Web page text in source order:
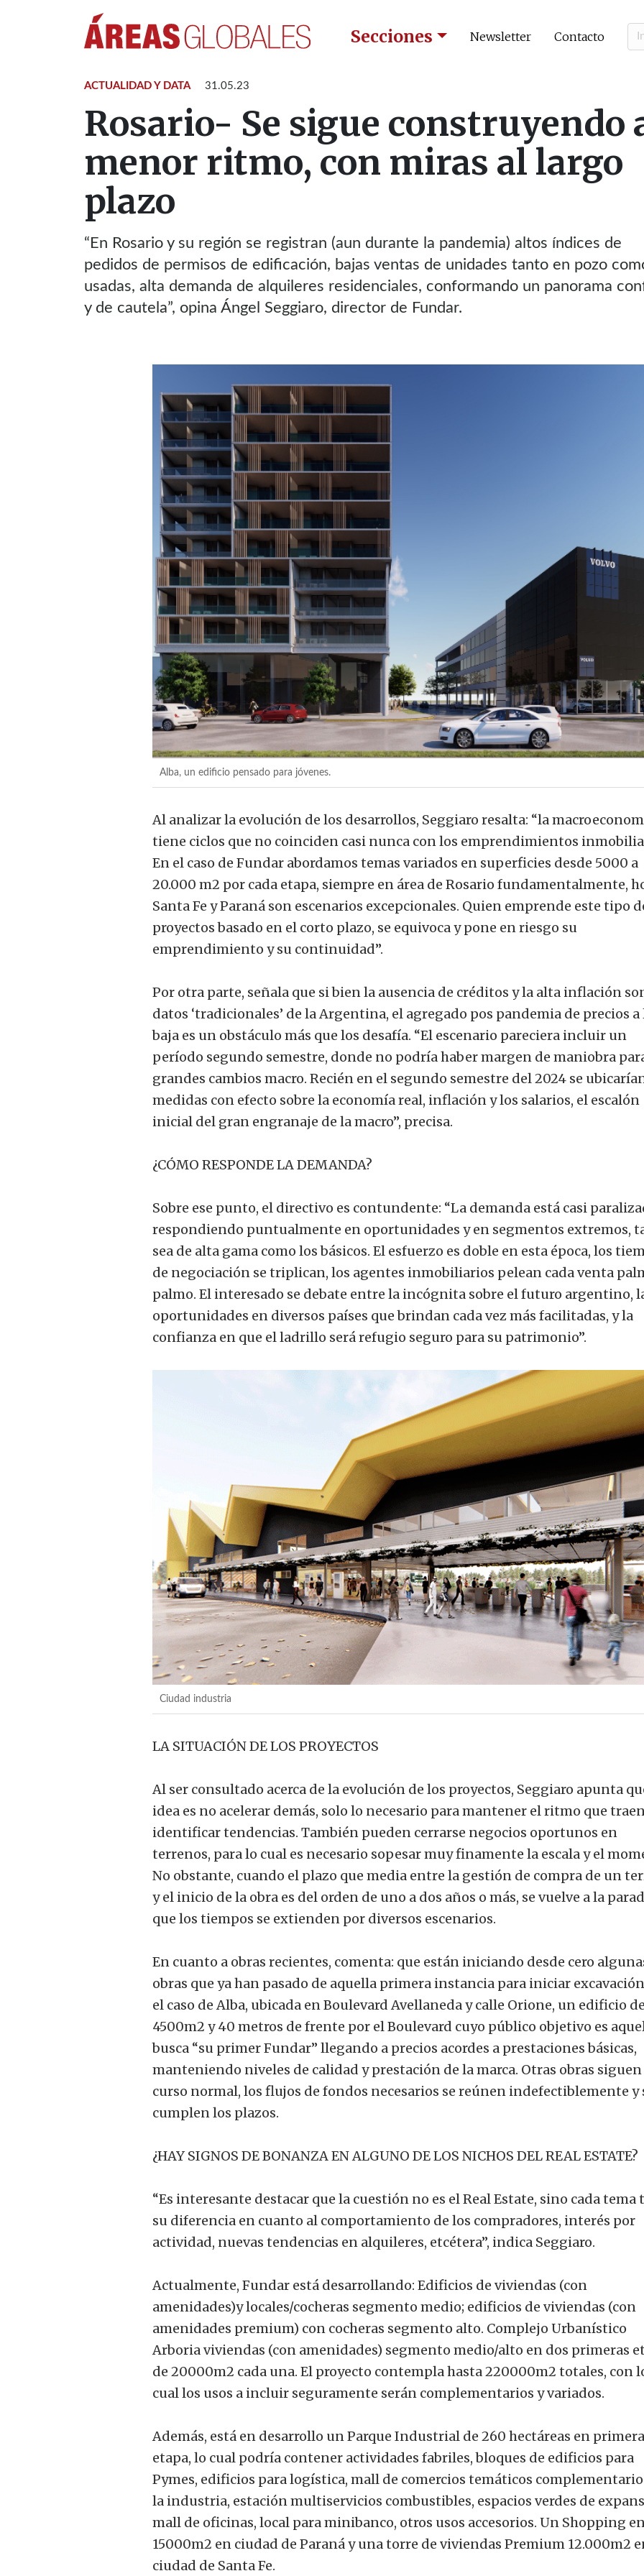
Secciones Newsletter Contacto
ACTUALIDAD Y DATA 31.05.23
Rosario- Se sigue construyendo
menor ritmo, con miras al largo
plazo
“En Rosario y su región se registran (aun durante la pandemia) altos índices de
pedidos de permisos de edificación, bajas ventas de unidades tanto en pozo
usadas, alta demanda de alquileres residenciales, conformando un panorama
y de cautela”, opina Ángel Seggiaro, director de Fundar.
Alba, un edificio pensado para jóvenes.
Al analizar la evolución de los desarrollos, Seggiaro resalta: “la
tiene ciclos que no coinciden casi nunca con los emprendimientos
En el caso de Fundar abordamos temas variados en superficies desde 5000 a
20.000 m2 por cada etapa, siempre en área de Rosario fundamentalmente,
Santa Fe y Paraná son escenarios excepcionales. Quien emprende este tipo
proyectos basado en el corto plazo, se equivoca y pone en riesgo su
emprendimiento y su continuidad”.
Por otra parte, señala que si bien la ausencia de créditos y la alta inflación
datos ‘tradicionales’ de la Argentina, el agregado pos pandemia de precios a
baja es un obstáculo más que los desafía. “El escenario pareciera incluir un
período segundo semestre, donde no podría haber margen de maniobra
grandes cambios macro. Recién en el segundo semestre del 2024 se
medidas con efecto sobre la economía real, inflación y los salarios, el escalón
inicial del gran engranaje de la macro”, precisa.
¿CÓMO RESPONDE LA DEMANDA?
Sobre ese punto, el directivo es contundente: “La demanda está casi
respondiendo puntualmente en oportunidades y en segmentos extremos,
sea de alta gama como los básicos. El esfuerzo es doble en esta época, los
de negociación se triplican, los agentes inmobiliarios pelean cada venta
palmo. El interesado se debate entre la incógnita sobre el futuro argentino,
oportunidades en diversos países que brindan cada vez más facilitadas, y la
confianza en que el ladrillo será refugio seguro para su patrimonio”.
Ciudad industria
LA SITUACIÓN DE LOS PROYECTOS
Al ser consultado acerca de la evolución de los proyectos, Seggiaro apunta
idea es no acelerar demás, solo lo necesario para mantener el ritmo que
identificar tendencias. También pueden cerrarse negocios oportunos en
terrenos, para lo cual es necesario sopesar muy finamente la escala y el
No obstante, cuando el plazo que media entre la gestión de compra de un
y el inicio de la obra es del orden de uno a dos años o más, se vuelve a la
que los tiempos se extienden por diversos escenarios.
En cuanto a obras recientes, comenta: que están iniciando desde cero
obras que ya han pasado de aquella primera instancia para iniciar
el caso de Alba, ubicada en Boulevard Avellaneda y calle Orione, un edificio
4500m2 y 40 metros de frente por el Boulevard cuyo público objetivo es
busca “su primer Fundar” llegando a precios acordes a prestaciones básicas,
manteniendo niveles de calidad y prestación de la marca. Otras obras siguen
curso normal, los flujos de fondos necesarios se reúnen indefectiblemente y
cumplen los plazos.
¿HAY SIGNOS DE BONANZA EN ALGUNO DE LOS NICHOS DEL REAL ESTATE?
“Es interesante destacar que la cuestión no es el Real Estate, sino cada tema
su diferencia en cuanto al comportamiento de los compradores, interés por
actividad, nuevas tendencias en alquileres, etcétera”, indica Seggiaro.
Actualmente, Fundar está desarrollando: Edificios de viviendas (con
amenidades)y locales/cocheras segmento medio; edificios de viviendas (con
amenidades premium) con cocheras segmento alto. Complejo Urbanístico
Arboria viviendas (con amenidades) segmento medio/alto en dos primeras
de 20000m2 cada una. El proyecto contempla hasta 220000m2 totales, con
cual los usos a incluir seguramente serán complementarios y variados.
Además, está en desarrollo un Parque Industrial de 260 hectáreas en primera
etapa, lo cual podría contener actividades fabriles, bloques de edificios para
Pymes, edificios para logística, mall de comercios temáticos
la industria, estación multiservicios combustibles, espacios verdes de
mall de oficinas, local para minibanco, otros usos accesorios. Un Shopping
15000m2 en ciudad de Paraná y una torre de viviendas Premium 12.000m2
ciudad de Santa Fe.